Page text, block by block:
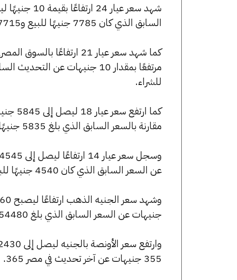
السابق الذي كان 7785 جنيهًا للبيع و7715 جنيهًا للشراء.
للشراء.
مقارنة بالسعر السابق الذي بلغ 5835 جنيهًا للبيع و5785 جنيهًا للشراء.
عن السعر السابق الذي كان 4540 جنيهًا للبيع و4500 جنيهًا للشراء.
جنيهات عن السعر السابق الذي بلغ 54480 جنيهًا للبيع و54000 جنيهًا للشراء.
355 جنيهات عن آخر تحديث في مصر 365.